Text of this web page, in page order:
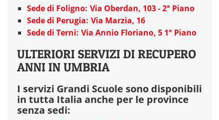
Sede di Foligno: Via Oberdan, 103 - 2° Piano
Sede di Perugia: Via Marzia, 16
Sede di Terni: Via Annio Floriano, 5 1° Piano
ULTERIORI SERVIZI DI RECUPERO
ANNI IN UMBRIA
I servizi Grandi Scuole sono disponibili
in tutta Italia anche per le province
senza sedi: